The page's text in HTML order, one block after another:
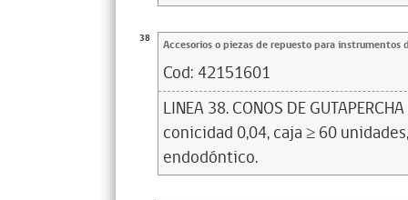
38 Accesorios o piezas de repuesto para instrumentos
Cod: 42151601
LINEA 38. CONOS DE
conicidad 0,04, caja ≥ 60
endodóntico.